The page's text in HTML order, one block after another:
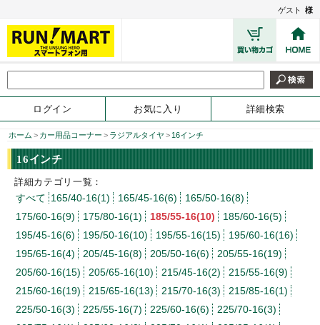
ゲスト 様
ログイン お気に入り 詳細検索
ホーム > カー用品コーナー > ラジアルタイヤ > 16インチ
16インチ
詳細カテゴリ一覧：
すべて 165/40-16(1) 165/45-16(6)
165/50-16(8)
175/60-16(9)
175/80-16(1) 185/55-16(10)
185/60-16(5)
195/45-16(6)
195/50-16(10) 195/55-16(15)
195/60-16(16)
195/65-16(4)
205/45-16(8) 205/50-16(6)
205/55-16(19)
205/60-16(15)
205/65-16(10) 215/45-16(2)
215/55-16(9)
215/60-16(19)
215/65-16(13) 215/70-16(3)
215/85-16(1)
225/50-16(3)
225/55-16(7) 225/60-16(6)
225/70-16(3)